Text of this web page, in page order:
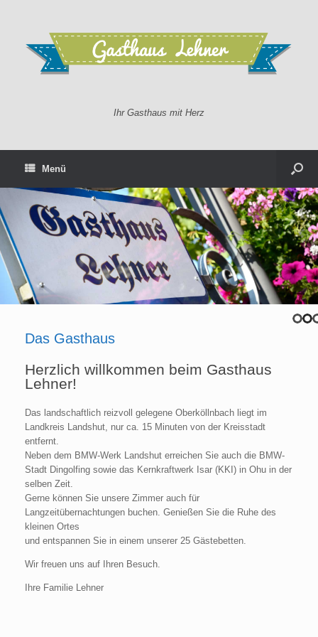
Ihr Gasthaus mit Herz
Menü
Das Gasthaus
Herzlich willkommen beim Gasthaus
Lehner!
Das landschaftlich reizvoll gelegene Oberköllnbach liegt im
Landkreis Landshut, nur ca. 15 Minuten von der Kreisstadt
entfernt.
Neben dem BMW-Werk Landshut erreichen Sie auch die BMW-
Stadt Dingolfing sowie das Kernkraftwerk Isar (KKI) in Ohu in der
selben Zeit.
Gerne können Sie unsere Zimmer auch für
Langzeitübernachtungen buchen. Genießen Sie die Ruhe des
kleinen Ortes
und entspannen Sie in einem unserer 25 Gästebetten.
Wir freuen uns auf Ihren Besuch.
Ihre Familie Lehner